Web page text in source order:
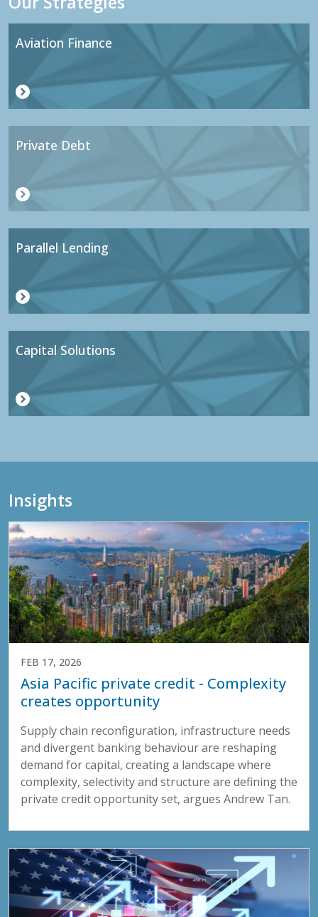
Aviation Finance
Private Debt
Parallel Lending
Capital Solutions
Insights
FEB 17, 2026
Asia Pacific private credit - Complexity
creates opportunity
Supply chain reconfiguration, infrastructure needs
and divergent banking behaviour are reshaping
demand for capital, creating a landscape where
complexity, selectivity and structure are defining the
private credit opportunity set, argues Andrew Tan.